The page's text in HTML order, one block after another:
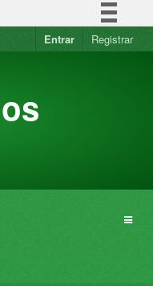
Simplifique!
Acesso à informação
Entrar Registrar